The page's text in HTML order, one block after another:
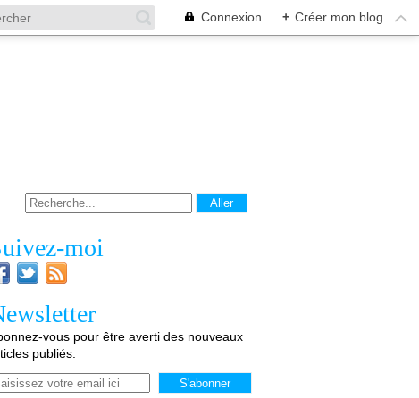
Connexion + Créer mon blog
moi
vous pour être averti des nouveaux
publiés.